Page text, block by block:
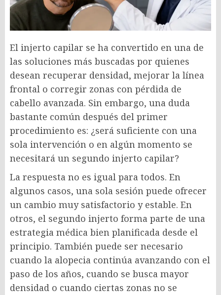
El injerto capilar se ha convertido en una de
las soluciones más buscadas por quienes
desean recuperar densidad, mejorar la línea
frontal o corregir zonas con pérdida de
cabello avanzada. Sin embargo, una duda
bastante común después del primer
procedimiento es: ¿será suficiente con una
sola intervención o en algún momento se
necesitará un segundo injerto capilar?
La respuesta no es igual para todos. En
algunos casos, una sola sesión puede ofrecer
un cambio muy satisfactorio y estable. En
otros, el segundo injerto forma parte de una
estrategia médica bien planificada desde el
principio. También puede ser necesario
cuando la alopecia continúa avanzando con el
paso de los años, cuando se busca mayor
densidad o cuando ciertas zonas no se